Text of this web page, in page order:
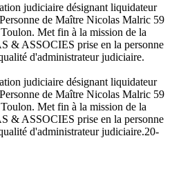
judiciaire désignant liquidateur
de Maître Nicolas Malric 59
Met fin à la mission de la
ASSOCIES prise en la personne
d'administrateur judiciaire.
judiciaire désignant liquidateur
de Maître Nicolas Malric 59
Met fin à la mission de la
ASSOCIES prise en la personne
d'administrateur judiciaire.20-